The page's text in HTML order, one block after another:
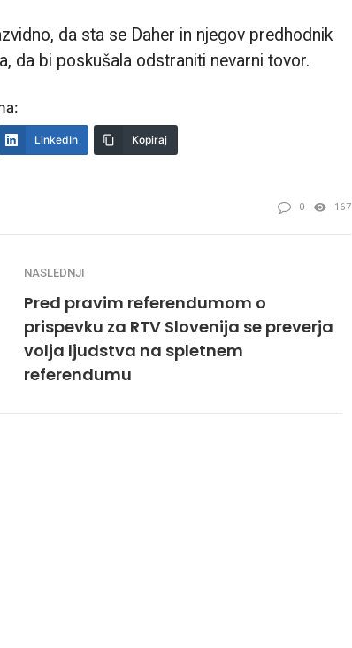
da sta se Daher in njegov predhodnik
da bi poskušala odstraniti nevarni tovor.
LinkedIn Kopiraj
0 167
NASLEDNJI
Pred pravim referendumom o
prispevku za RTV Slovenija se preverja
volja ljudstva na spletnem
referendumu